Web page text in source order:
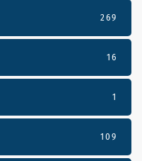
269
16
1
109